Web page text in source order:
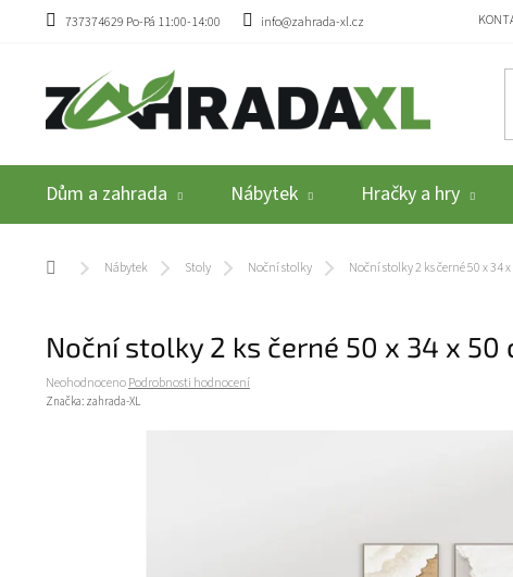
Přejít na obsah
737374629 Po-Pá 11:00-14:00 info@zahrada-xl.cz
Dům a zahrada Nábytek Hračky a hry
Domů Nábytek Stoly Noční stolky Noční stolky 2 ks černé 50 x 34
Noční stolky 2 ks černé 50 x 34 x
Průměrné hodnocení produktu je 0,0 z 5 hvězdiček.
NeohodnocenoPodrobnosti hodnocení
Značka: zahrada-XL